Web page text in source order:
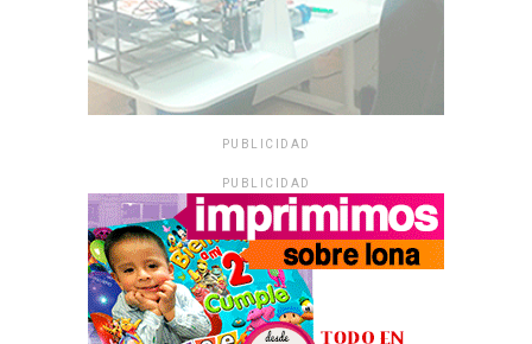
PUBLICIDAD
PUBLICIDAD